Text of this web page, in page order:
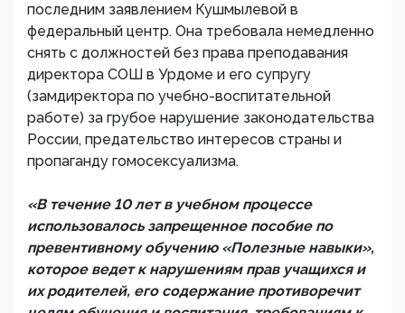
последним заявлением Кушмылевой в
федеральный центр. Она требовала немедленно
снять с должностей без права преподавания
директора СОШ в Урдоме и его супругу
(замдиректора по учебно-воспитательной
работе) за грубое нарушение законодательства
России, предательство интересов страны и
пропаганду гомосексуализма.
«В течение 10 лет в учебном процессе
использовалось запрещенное пособие по
превентивному обучению «Полезные навыки»,
которое ведет к нарушениям прав учащихся и
их родителей, его содержание противоречит